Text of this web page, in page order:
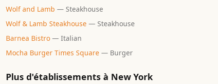
Wolf and Lamb — Steakhouse
Wolf & Lamb Steakhouse — Steakhouse
Barnea Bistro — Italian
Mocha Burger Times Square — Burger
Plus d'établissements à New York